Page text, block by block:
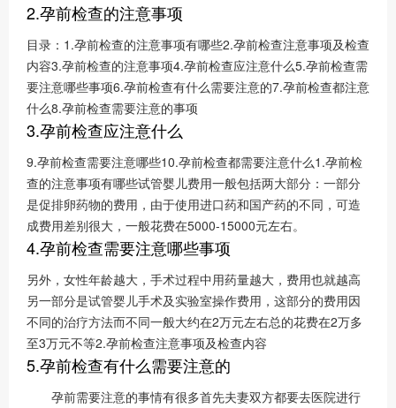
2.孕前检查的注意事项
目录：1.孕前检查的注意事项有哪些2.孕前检查注意事项及检查
内容3.孕前检查的注意事项4.孕前检查应注意什么5.孕前检查需
要注意哪些事项6.孕前检查有什么需要注意的7.孕前检查都注意
什么8.孕前检查需要注意的事项
3.孕前检查应注意什么
9.孕前检查需要注意哪些10.孕前检查都需要注意什么1.孕前检
查的注意事项有哪些试管婴儿费用一般包括两大部分：一部分
是促排卵药物的费用，由于使用进口药和国产药的不同，可造
成费用差别很大，一般花费在5000-15000元左右。
4.孕前检查需要注意哪些事项
另外，女性年龄越大，手术过程中用药量越大，费用也就越高
另一部分是试管婴儿手术及实验室操作费用，这部分的费用因
不同的治疗方法而不同一般大约在2万元左右总的花费在2万多
至3万元不等2.孕前检查注意事项及检查内容
5.孕前检查有什么需要注意的
孕前需要注意的事情有很多首先夫妻双方都要去医院进行